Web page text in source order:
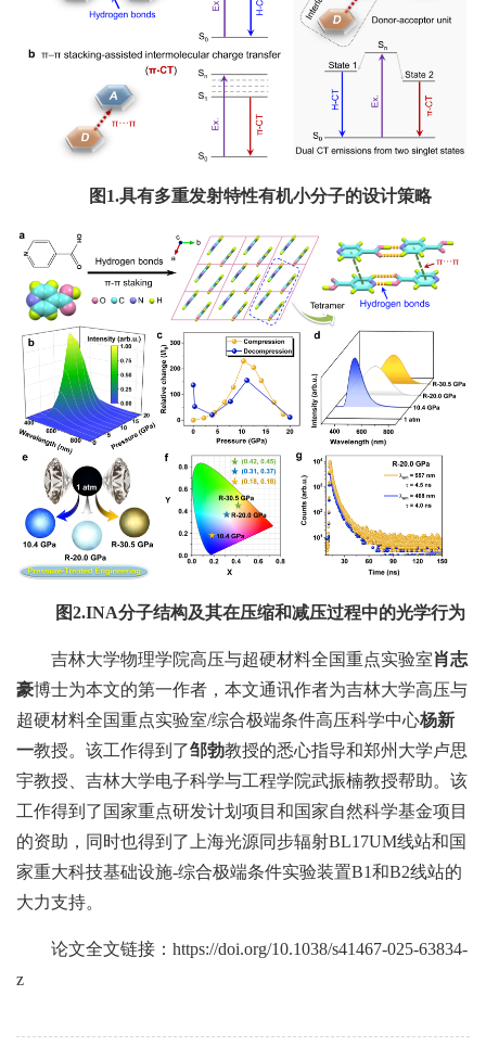
图1.具有多重发射特性有机小分子的设计策略
图2.INA分子结构及其在压缩和减压过程中的光学行为
吉林大学物理学院高压与超硬材料全国重点实验室肖志
豪博士为本文的第一作者，本文通讯作者为吉林大学高压与
超硬材料全国重点实验室/综合极端条件高压科学中心杨新
一教授。该工作得到了邹勃教授的悉心指导和郑州大学卢思
宇教授、吉林大学电子科学与工程学院武振楠教授帮助。该
工作得到了国家重点研发计划项目和国家自然科学基金项目
的资助，同时也得到了上海光源同步辐射BL17UM线站和国
家重大科技基础设施-综合极端条件实验装置B1和B2线站的
大力支持。
论文全文链接：https://doi.org/10.1038/s41467-025-63834-
z